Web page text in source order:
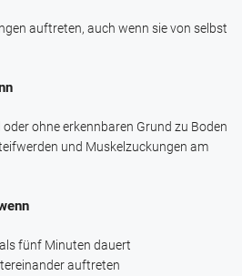
auftreten, auch wenn sie von selbst
ohne erkennbaren Grund zu Boden
und Muskelzuckungen am
fünf Minuten dauert
auftreten